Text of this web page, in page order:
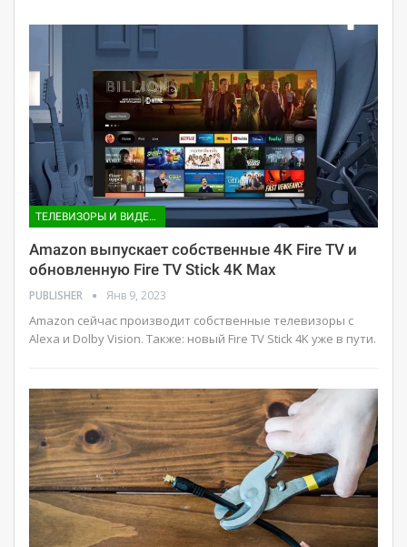
ТЕЛЕВИЗОРЫ И ВИДЕО ПРИСТАВКИ
Amazon выпускает собственные 4K Fire TV и
обновленную Fire TV Stick 4K Max
PUBLISHER Янв 9, 2023
Amazon сейчас производит собственные телевизоры с
Alexa и Dolby Vision. Также: новый Fire TV Stick 4K уже в пути.